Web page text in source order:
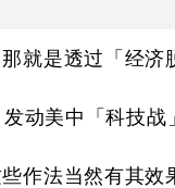
就是透过「经
动美中「科技
作法当然有其效